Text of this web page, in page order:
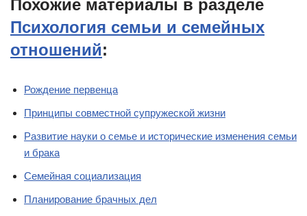
Похожие материалы в разделе
Психология семьи и семейных
отношений:
Рождение первенца
Принципы совместной супружеской жизни
Развитие науки о семье и исторические изменения семьи
и брака
Семейная социализация
Планирование брачных дел